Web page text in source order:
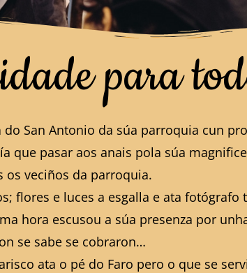
para
San Antonio da súa parroquia cun
pasar aos anais pola súa
os veciños da parroquia.
flores e luces a esgalla e ata
hora escusou a súa presenza por
se sabe se cobraron…
ata o pé do Faro pero o que se